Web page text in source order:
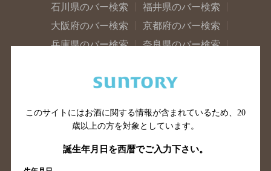
石川県のバー検索
福井県のバー検索
大阪府のバー検索
京都府のバー検索
兵庫県のバー検索
奈良県のバー検索
広島県のバー検索
岡山県のバー検索
島根県のバー検索
徳島県のバー検索
高知県のバー検索
福岡県のバー検索
このサイトにはお酒に関する情報が含まれているため、 20
歳以上の方を対象としています。
誕生年月日を西暦でご入力下さい。